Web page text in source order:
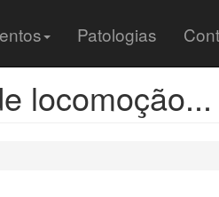
Patologias
locomoção...